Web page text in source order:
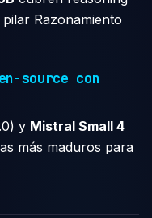
Razonamiento
source con
y Mistral Small 4
más maduros para